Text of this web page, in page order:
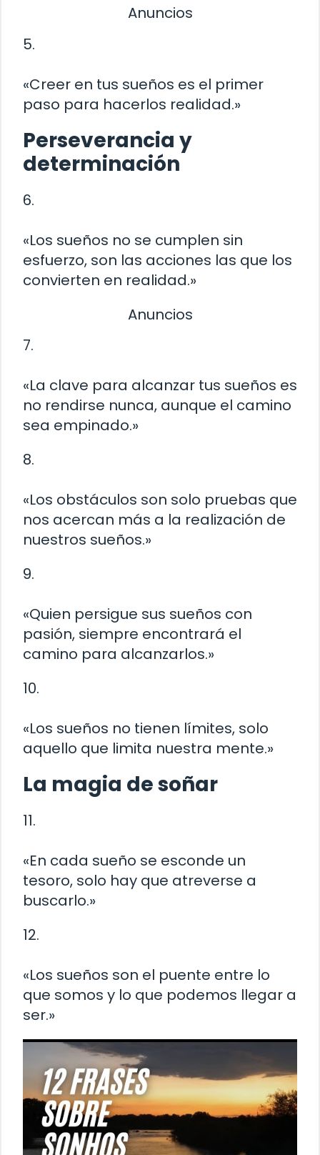
Anuncios
5.
«Creer en tus sueños es el primer
paso para hacerlos realidad.»
Perseverancia y
determinación
6.
«Los sueños no se cumplen sin
esfuerzo, son las acciones las que los
convierten en realidad.»
Anuncios
7.
«La clave para alcanzar tus sueños es
no rendirse nunca, aunque el camino
sea empinado.»
8.
«Los obstáculos son solo pruebas que
nos acercan más a la realización de
nuestros sueños.»
9.
«Quien persigue sus sueños con
pasión, siempre encontrará el
camino para alcanzarlos.»
10.
«Los sueños no tienen límites, solo
aquello que limita nuestra mente.»
La magia de soñar
11.
«En cada sueño se esconde un
tesoro, solo hay que atreverse a
buscarlo.»
12.
«Los sueños son el puente entre lo
que somos y lo que podemos llegar a
ser.»